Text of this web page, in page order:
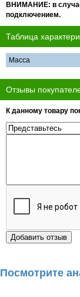
ВНИМАНИЕ: в случае
подключением.
Таблица
Масса
Отзывы
К данному товару
Посмотрите